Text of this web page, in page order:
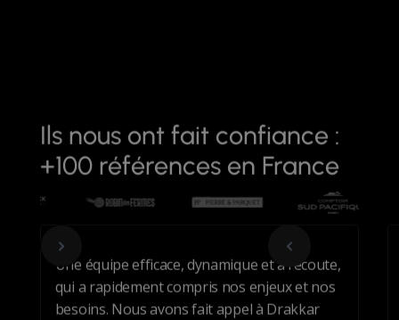
Ils nous ont fait confiance :
+100 références en France
Une équipe efficace, dynamique et à l’écoute,
qui a rapidement compris nos enjeux et nos
besoins. Nous avons fait appel à Drakkar